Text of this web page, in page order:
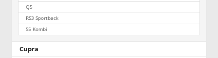
Q5
RS3 Sportback
S5 Kombi
Cupra